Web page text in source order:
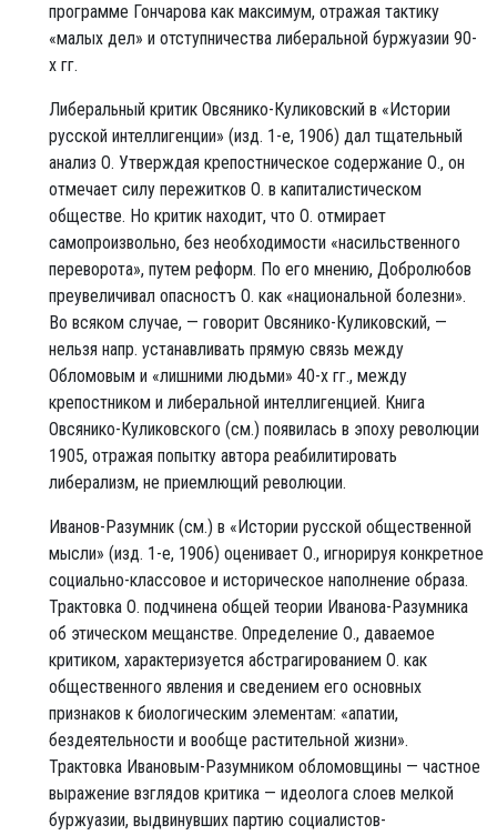
программе Гончарова как максимум, отражая тактику
«малых дел» и отступничества либеральной буржуазии 90-
х гг.
Либеральный критик Овсянико-Куликовский в «Истории
русской интеллигенции» (изд. 1-е, 1906) дал тщательный
анализ О. Утверждая крепостническое содержание О., он
отмечает силу пережитков О. в капиталистическом
обществе. Но критик находит, что О. отмирает
самопроизвольно, без необходимости «насильственного
переворота», путем реформ. По его мнению, Добролюбов
преувеличивал опасностъ О. как «национальной болезни».
Во всяком случае, — говорит Овсянико-Куликовский, —
нельзя напр. устанавливать прямую связь между
Обломовым и «лишними людьми» 40-х гг., между
крепостником и либеральной интеллигенцией. Книга
Овсянико-Куликовского (см.) появилась в эпоху революции
1905, отражая попытку автора реабилитировать
либерализм, не приемлющий революции.
Иванов-Разумник (см.) в «Истории русской общественной
мысли» (изд. 1-е, 1906) оценивает О., игнорируя конкретное
социально-классовое и историческое наполнение образа.
Трактовка О. подчинена общей теории Иванова-Разумника
об этическом мещанстве. Определение О., даваемое
критиком, характеризуется абстрагированием О. как
общественного явления и сведением его основных
признаков к биологическим элементам: «апатии,
бездеятельности и вообще растительной жизни».
Трактовка Ивановым-Разумником обломовщины — частное
выражение взглядов критика — идеолога слоев мелкой
буржуазии, выдвинувших партию социалистов-